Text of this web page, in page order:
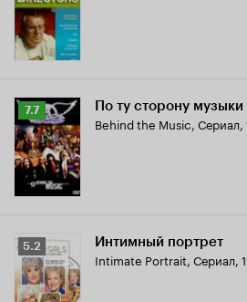
6.8
Рейтинг
Кинопоиска
7.7
7.7 По ту сторону музыки
Behind the Music, Сериал,
Рейтинг
Кинопоиска
5.2
5.2 Интимный портрет
Intimate Portrait, Сериал,